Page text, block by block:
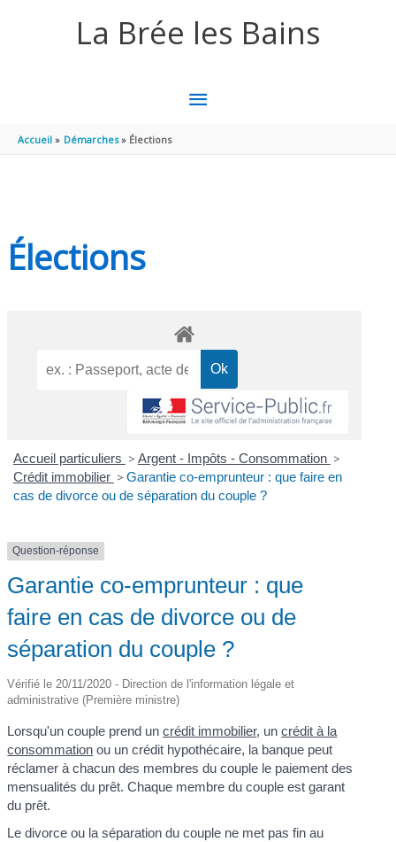
La Brée les Bains
MENU
Accueil Démarches Élections
Élections
Accueil particuliers > Argent - Impôts - Consommation >
Crédit immobilier > Garantie co-emprunteur : que faire en
cas de divorce ou de séparation du couple ?
Question-réponse
Garantie co-emprunteur : que
faire en cas de divorce ou de
séparation du couple ?
Vérifié le 20/11/2020 - Direction de l'information légale et
administrative (Première ministre)
Lorsqu'un couple prend uncrédit immobilier, uncrédit à la
consommation ou un crédit hypothécaire, la banque peut
réclamer à chacun des membres du couple le paiement des
mensualités du prêt. Chaque membre du couple est garant
du prêt.
Le divorce ou la séparation du couple ne met pas fin au